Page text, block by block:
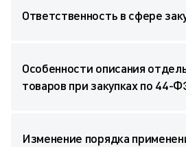
Ответственность в сфере
Особенности описания
товаров при закупках по 44-
Изменение порядка